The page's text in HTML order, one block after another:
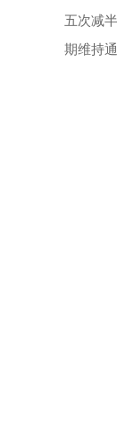
五次减
期维持